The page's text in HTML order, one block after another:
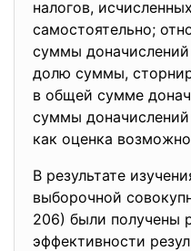
налогов,
самостоятельно;
суммы
долю суммы,
в общей сумме
суммы
как оценка
В результате
выборочной
206) были получены
эффективности